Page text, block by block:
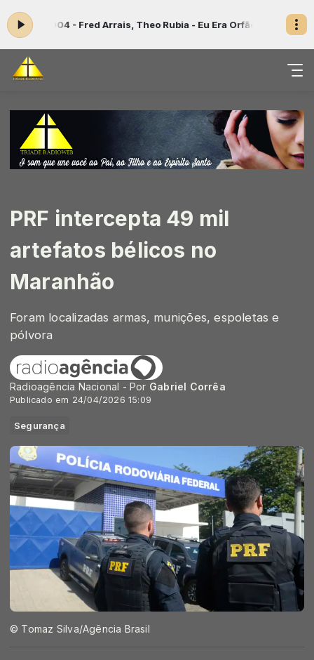
004 - Fred Arrais, Theo Rubia - Eu Era OrfãoProgramação
PRF intercepta 49 mil
artefatos bélicos no
Maranhão
Foram localizadas armas, munições, espoletas e
pólvora
Radioagência Nacional - Por Gabriel Corrêa
Publicado em 24/04/2026 15:09
Segurança
© Tomaz Silva/Agência Brasil